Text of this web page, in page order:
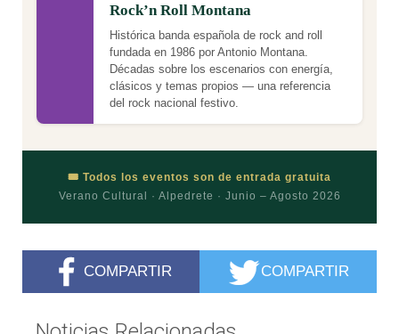
Rock’n Roll Montana
Histórica banda española de rock and roll
fundada en 1986 por Antonio Montana.
Décadas sobre los escenarios con energía,
clásicos y temas propios — una referencia
del rock nacional festivo.
🎟️ Todos los eventos son de entrada gratuita
Verano Cultural · Alpedrete · Junio – Agosto 2026
COMPARTIR COMPARTIR